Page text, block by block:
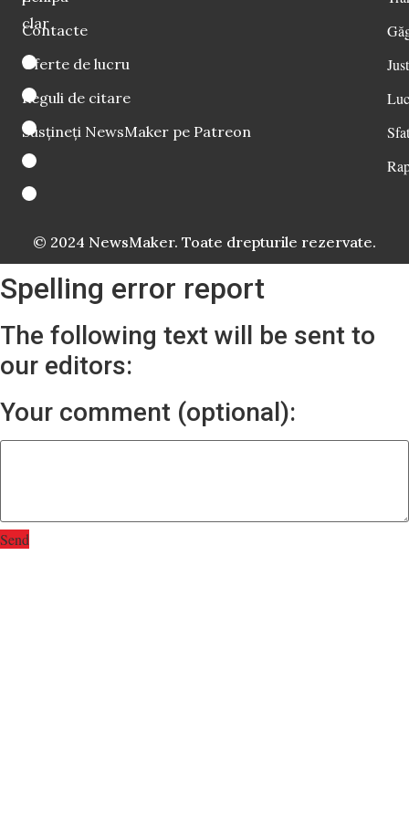
clar
Contacte
Oferte de lucru
Reguli de citare
Susțineți NewsMaker pe Patreon
© 2024 NewsMaker. Toate drepturile rezervate.
Spelling error report
The following text will be sent to
our editors:
Your comment (optional):
Send